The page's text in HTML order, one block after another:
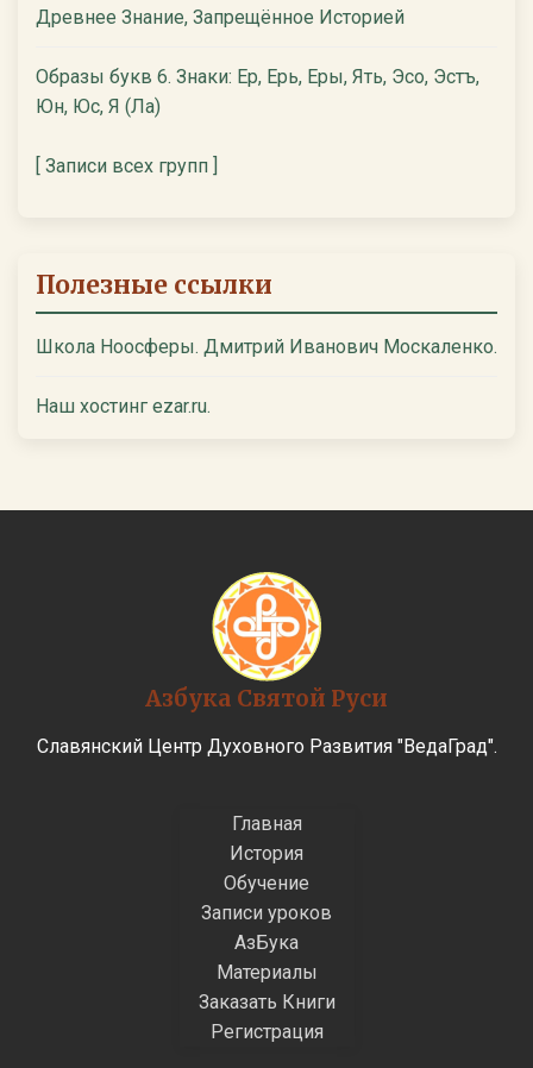
Древнее Знание, Запрещённое Историей
Образы букв 6. Знаки: Ер, Ерь, Еры, Ять, Эсо, Эстъ,
Юн, Юс, Я (Ла)
[ Записи всех групп ]
Полезные ссылки
Школа Ноосферы. Дмитрий Иванович Москаленко.
Наш хостинг ezar.ru.
Азбука Святой Руси
Славянский Центр Духовного Развития "ВедаГрад".
Главная
История
Обучение
Записи уроков
АзБука
Материалы
Заказать Книги
Регистрация